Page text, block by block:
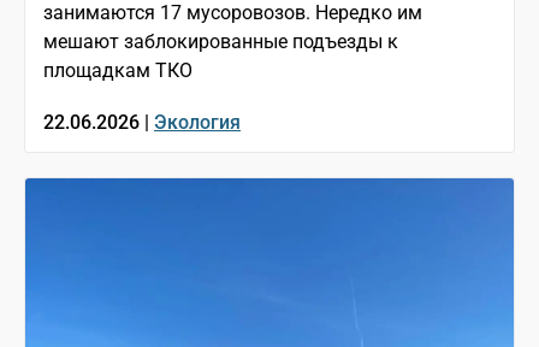
занимаются 17 мусоровозов. Нередко им
мешают заблокированные подъезды к
площадкам ТКО
22.06.2026 | Экология